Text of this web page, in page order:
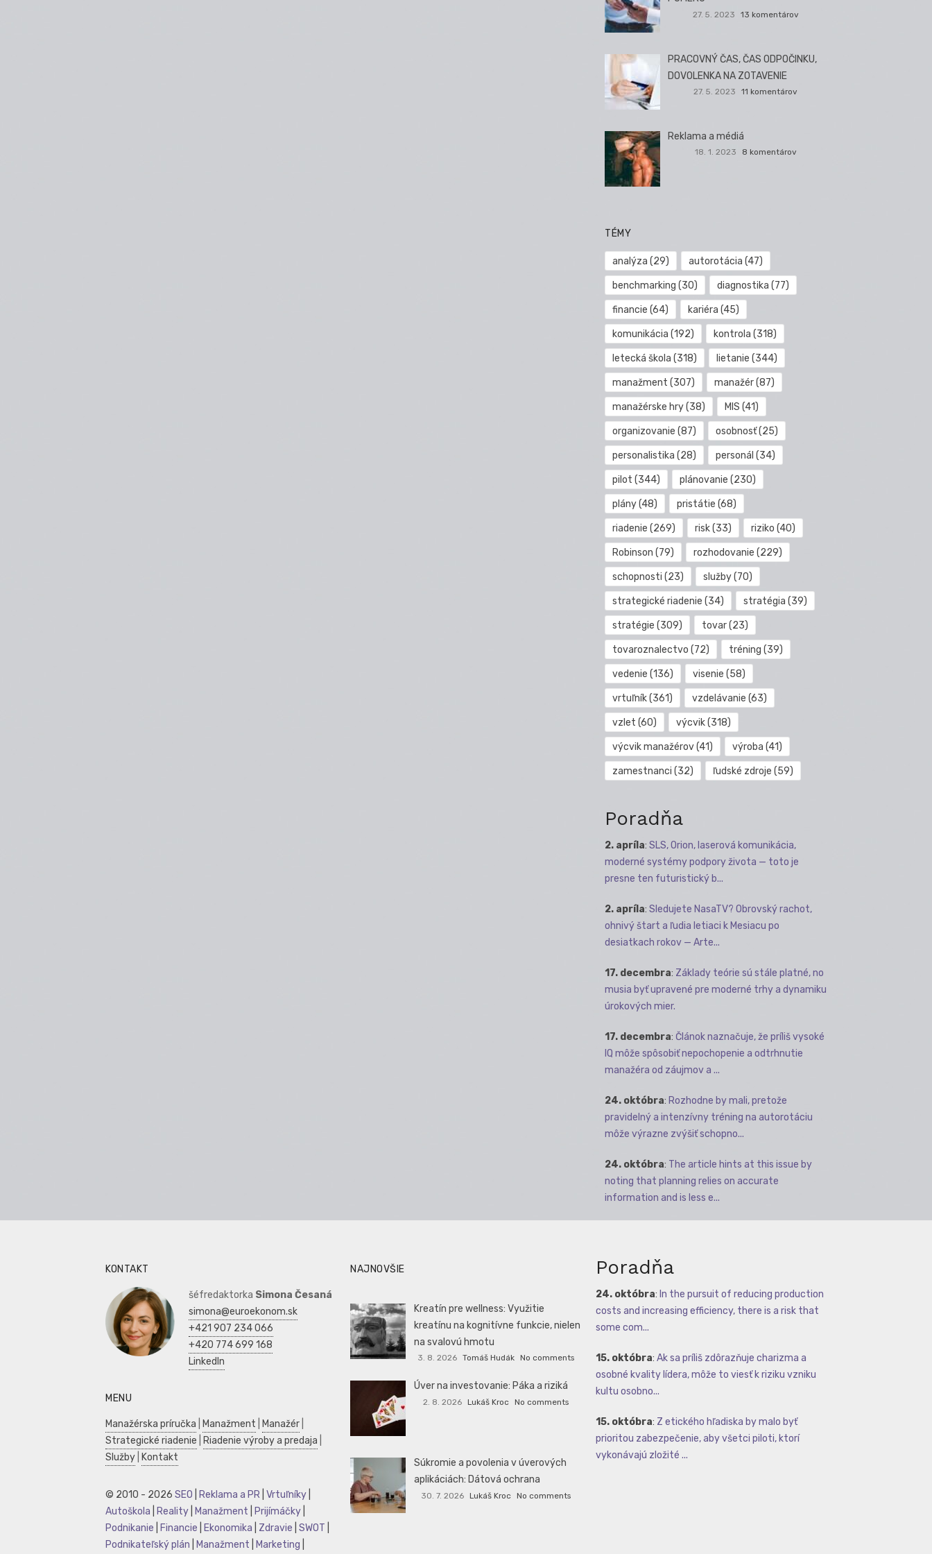
27. 5. 2023 13 komentárov
PRACOVNÝ ČAS, ČAS ODPOČINKU,
DOVOLENKA NA ZOTAVENIE
27. 5. 2023 11 komentárov
Reklama a médiá
18. 1. 2023 8 komentárov
TÉMY
analýza (29) autorotácia (47)
benchmarking (30) diagnostika (77)
financie (64) kariéra (45)
komunikácia (192) kontrola (318)
letecká škola (318) lietanie (344)
manažment (307) manažér(87)
manažérske hry(38) MIS (41)
organizovanie (87) osobnosť(25)
personalistika (28) personál (34)
pilot (344) plánovanie (230)
plány(48) pristátie (68)
riadenie (269) risk(33) riziko (40)
Robinson (79) rozhodovanie (229)
schopnosti (23) služby(70)
strategické riadenie (34) stratégia (39)
stratégie (309) tovar(23)
tovaroznalectvo (72) tréning (39)
vedenie (136) visenie (58)
vrtuľník(361) vzdelávanie (63)
vzlet (60) výcvik(318)
výcvik manažérov(41) výroba (41)
zamestnanci (32) ľudské zdroje (59)
Poradňa
2. apríla: SLS, Orion, laserová komunikácia,
moderné systémy podpory života — toto je
presne ten futuristický b...
2. apríla: Sledujete NasaTV? Obrovský rachot,
ohnivý štart a ľudia letiaci k Mesiacu po
desiatkach rokov — Arte...
17. decembra: Základy teórie sú stále platné, no
musia byť upravené pre moderné trhy a dynamiku
úrokových mier.
17. decembra: Článok naznačuje, že príliš vysoké
IQ môže spôsobiť nepochopenie a odtrhnutie
manažéra od záujmov a ...
24. októbra: Rozhodne by mali, pretože
pravidelný a intenzívny tréning na autorotáciu
môže výrazne zvýšiť schopno...
24. októbra: The article hints at this issue by
noting that planning relies on accurate
information and is less e...
KONTAKT
šéfredaktorka Simona Česaná
simona@euroekonom.sk
+421 907 234 066
+420 774 699 168
LinkedIn
MENU
Manažérska príručka Manažment Manažér
Strategické riadenie
Riadenie výroby a predaja
Služby
Kontakt
© 2010 - 2026 SEO Reklama a PR Vrtuľníky
Autoškola
Reality Manažment Prijímáčky
Podnikanie
Financie Ekonomika Zdravie SWOT
Podnikateľský plán
Manažment Marketing
NAJNOVŠIE
Kreatín pre wellness: Využitie
kreatínu na kognitívne funkcie, nielen
na svalovú hmotu
3. 8. 2026 Tomáš Hudák No comments
Úver na investovanie: Páka a riziká
2. 8. 2026 Lukáš Kroc No comments
Súkromie a povolenia v úverových
aplikáciách: Dátová ochrana
30. 7. 2026 Lukáš Kroc No comments
Poradňa
24. októbra: In the pursuit of reducing production
costs and increasing efficiency, there is a risk that
some com...
15. októbra: Ak sa príliš zdôrazňuje charizma a
osobné kvality lídera, môže to viesť k riziku vzniku
kultu osobno...
15. októbra: Z etického hľadiska by malo byť
prioritou zabezpečenie, aby všetci piloti, ktorí
vykonávajú zložité ...